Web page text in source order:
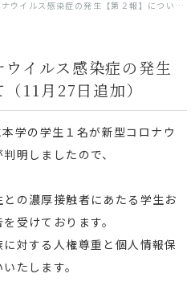
ルス感染症の発生【第２報】について（11月27日追加）
ウイルス感染症の発生
11月27日追加）
学の学生１名が新型コロナウ
明しましたので、
の濃厚接触者にあたる学生お
受けております。
対する人権尊重と個人情報保
たします。